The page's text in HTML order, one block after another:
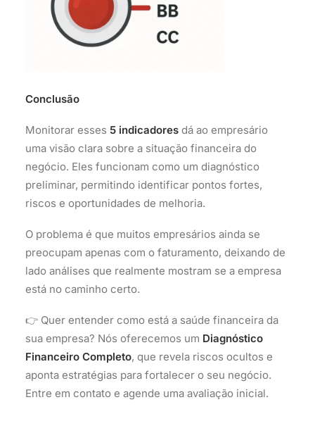
Conclusão
Monitorar esses 5 indicadores dá ao empresário
uma visão clara sobre a situação financeira do
negócio. Eles funcionam como um diagnóstico
preliminar, permitindo identificar pontos fortes,
riscos e oportunidades de melhoria.
O problema é que muitos empresários ainda se
preocupam apenas com o faturamento, deixando de
lado análises que realmente mostram se a empresa
está no caminho certo.
👉 Quer entender como está a saúde financeira da
sua empresa? Nós oferecemos um Diagnóstico
Financeiro Completo, que revela riscos ocultos e
aponta estratégias para fortalecer o seu negócio.
Entre em contato e agende uma avaliação inicial.